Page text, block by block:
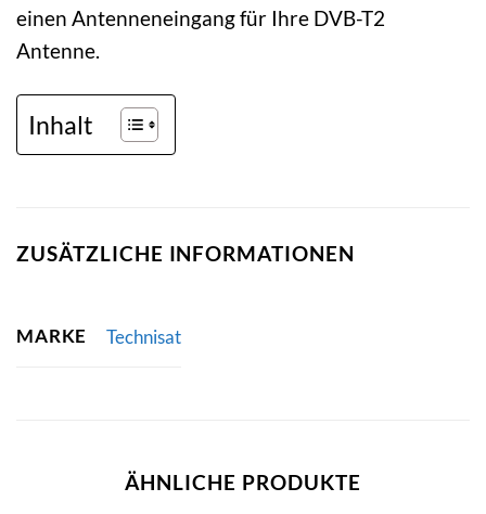
einen Antenneneingang für Ihre DVB-T2
Antenne.
Inhalt
ZUSÄTZLICHE INFORMATIONEN
MARKE Technisat
ÄHNLICHE PRODUKTE